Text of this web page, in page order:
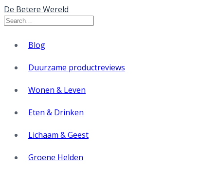
De Betere Wereld
Blog
Duurzame productreviews
Wonen & Leven
Eten & Drinken
Lichaam & Geest
Groene Helden